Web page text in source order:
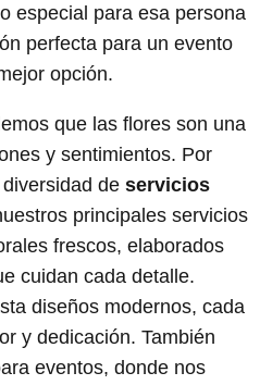
especial para esa persona
perfecta para un evento
opción.
que las flores son una
y sentimientos. Por
de servicios
principales servicios
frescos, elaborados
cuidan cada detalle.
diseños modernos, cada
y dedicación. También
eventos, donde nos